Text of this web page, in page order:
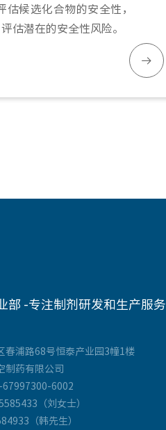
候选化合物的安全性，
估潜在的安全性风险。

部 -专注制剂研发和生产服务
春浦路68号恒泰产业园3幢1楼
制药有限公司
67997300-6002
（刘女士）
（韩先生）